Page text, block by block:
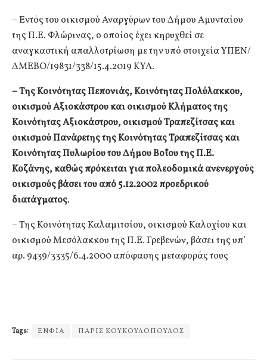
– Εντός του οικισμού Αναργύρων του Δήμου Αμυνταίου
της Π.Ε. Φλώρινας, ο οποίος έχει κηρυχθεί σε
αναγκαστική απαλλοτρίωση με την υπό στοιχεία ΥΠΕΝ/
ΔΜΕΒΟ/19831/338/15.4.2019 ΚΥΑ.
– Της Κοινότητας Πεπονιάς, Κοινότητας Πολύλακκου,
οικισμού Αξιοκάστρου και οικισμού Κλήματος της
Κοινότητας Αξιοκάστρου, οικισμού Τραπεζίτσας και
οικισμού Πανάρετης της Κοινότητας Τραπεζίτσας και
Κοινότητας Πυλωρίου του Δήμου Βοΐου της Π.Ε.
Κοζάνης, καθώς πρόκειται για πολεοδομικά ανενεργούς
οικισμούς βάσει του από 5.12.2002 προεδρικού
διατάγματος.
– Της Κοινότητας Καλαμιτσίου, οικισμού Καλοχίου και
οικισμού Μεσόλακκου της Π.Ε. Γρεβενών, βάσει της υπ΄
αρ. 9439/3335/6.4.2000 απόφασης μεταφοράς τους
Tags: ΕΝΦΙΑ ΠΑΡΙΣ ΚΟΥΚΟΥΛΟΠΟΥΛΟΣ